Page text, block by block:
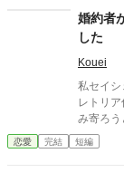
は願う事しかでき
（当社
読みい
編1話で
説家に
婚約者
した
Kouei
私セイシ
レトリア伯
み寄ろう
ート様の本音を。 『我慢するしか
私はルパ
恋愛 完結 短編